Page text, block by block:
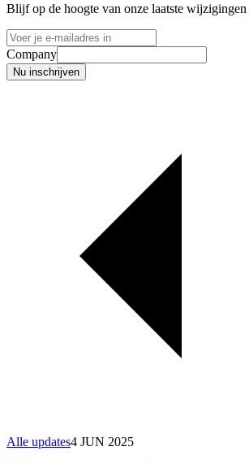
Blijf op de hoogte van onze laatste wijzigingen
Company
Nu inschrijven
Alle updates4 JUN 2025